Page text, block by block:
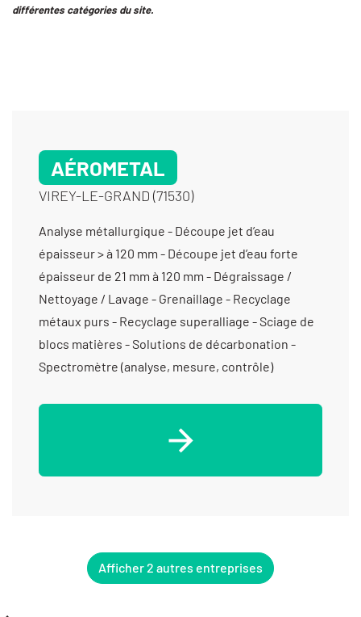
différentes catégories du site.
AÉROMETAL
VIREY-LE-GRAND (71530)
Analyse métallurgique - Découpe jet d’eau
épaisseur > à 120 mm - Découpe jet d’eau forte
épaisseur de 21 mm à 120 mm - Dégraissage /
Nettoyage / Lavage - Grenaillage - Recyclage
métaux purs - Recyclage superalliage - Sciage de
blocs matières - Solutions de décarbonation -
Spectromètre (analyse, mesure, contrôle)
Afficher 2 autres entreprises